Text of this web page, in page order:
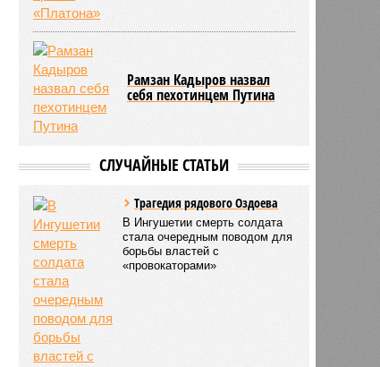
Рамзан Кадыров назвал
себя пехотинцем Путина
СЛУЧАЙНЫЕ СТАТЬИ
Трагедия рядового Оздоева
В Ингушетии смерть солдата
стала очередным поводом для
борьбы властей с
«провокаторами»